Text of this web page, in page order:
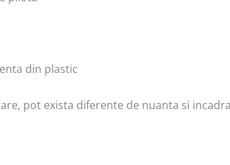
din plastic
pot exista diferente de nuanta si